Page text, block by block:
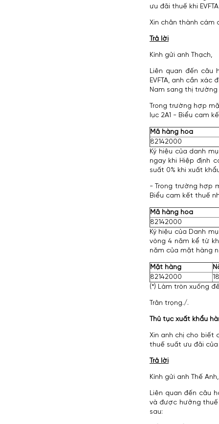
ưu đãi thuế khi
Xin chân thành cám
Trả lời
Kính gửi anh Thạch,
Liên quan đến câu
EVFTA, anh cần
Nam sang thị trường
Trong trường hợp
lục 2A1 - Biểu cam
Mã hàng hóa
82142000
Ký hiệu của danh
ngay khi Hiệp định
suất 0% khi xuất
- Trong trường hợp
Biểu cam kết thuế
Mã hàng hóa
82142000
Ký hiệu của Danh
vòng 4 năm kể từ
năm của mặt hàng
Mặt hàng
82142000
(*) Làm tròn xuống
Trân trọng./.
Thủ tục xuất khẩu
Xin anh chị cho biết
thuế suất ưu đãi
Trả lời
Kính gửi anh Thế
Liên quan đến câu
và được hưởng thuế
sau: